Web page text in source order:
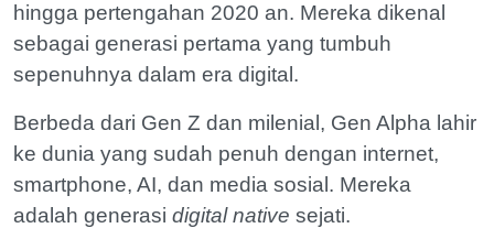
hingga pertengahan 2020 an. Mereka dikenal
sebagai generasi pertama yang tumbuh
sepenuhnya dalam era digital.
Berbeda dari Gen Z dan milenial, Gen Alpha lahir
ke dunia yang sudah penuh dengan internet,
smartphone, AI, dan media sosial. Mereka
adalah generasi digital native sejati.